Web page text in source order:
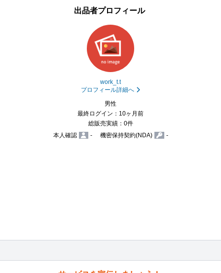
出品者プロフィール
work_t.t
プロフィール詳細へ
男性
最終ログイン：10ヶ月前
総販売実績：0件
本人確認
- 機密保持契約(NDA) -